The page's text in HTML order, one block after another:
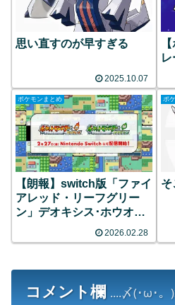
思い直すのが早すぎる
2025.10.07
ポケモンまとめ
【朗報】switch版「ファイ
アレッド・リーフグリー
ン」デオキシス･ホウオウ･
ルギアの厳選が可能!!
2026.02.28
ポ
そ
コメント欄 ....〆(･ω･。